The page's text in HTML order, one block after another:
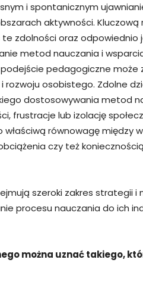
i spontanicznym
aktywności. Kluczową
zdolności oraz odpowiednio
metod nauczania i
pedagogiczne może
rozwoju osobistego. Zdolne
dostosowywania metod
frustracje lub izolację
równowagę między
czy też
szeroki zakres strategii
procesu nauczania do ich
można uznać takiego,